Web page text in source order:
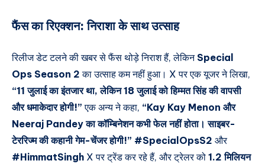
फैंस का रिएक्शन:निराशा के साथ उत्साह
रिलीज डेट टलने की खबर से फैंस थोड़े निराश हैं, लेकिनSpecial
Ops Season 2 का उत्साह कम नहीं हुआ। X पर एक यूजर ने लिखा,
“11 जुलाई का इंतजार था, लेकिन 18 जुलाई को हिम्मत सिंह की वापसी
और धमाकेदार होगी!” एक अन्य ने कहा, “Kay Kay Menon और
Neeraj Pandey का कॉम्बिनेशन कभी फेल नहीं होता। साइबर-
टेररिज्म की कहानी गेम-चेंजर होगी!” #SpecialOpsS2 और
#HimmatSingh X पर ट्रेंड कर रहे हैं, और ट्रेलर को 1.2 मिलियन